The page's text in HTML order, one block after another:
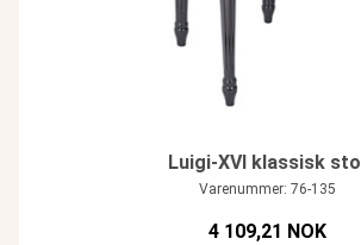
Luigi-XVI klassisk stol
Varenummer: 76-135
4 109,21 NOK